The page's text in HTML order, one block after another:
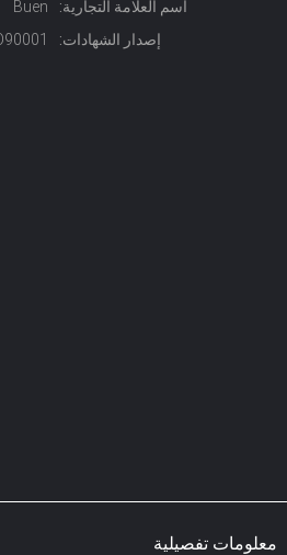
اسم العلامة التجارية:
Buen
إصدار الشهادات:
معلومات تفصيلية